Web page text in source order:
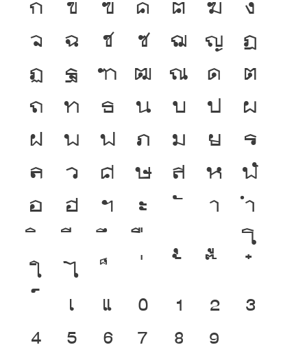
อ้างอิงเอาตัวอักษรไทยต่างๆ ที่จำเป็นมาไว้ตรงตำแหน่งที่
กับโปรแกรม Photoshop 5 และ Illustrator 8
ชุดฟอนต์ DSN
ถึง Symbol / สัญลักษณ์) หลังจากมีการปรับปรุงใหม่ ในปี พ.ศ.
ที่มาข้อมูล : ฟอนต์แต่ละแบบใช้อย่างไร โดย ดุสิต สุภาสวัสดิ์ (๗
ก ข ฃ ค ฅ ฆ
ง
จ
ฉ ช ซ ฌ ญ ฎ
ฏ
ฐ ฑ ฒ ณ ด
ต
ถ
ท ธ น บ ป
ผ
ฝ
พ ฟ ภ ม ย
ร
ล
ว ศ ษ ส ห
ฬ
อ
ฮ ฯ ะ า
ำ
โ
ใ
ไ
เ
แ ๐ ๑ ๒
๓
๔
๕ ๖ ๗ ๘ ๙